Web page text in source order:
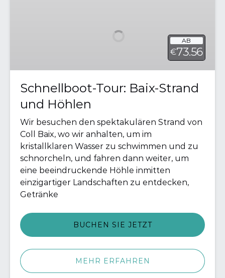
AB
€73.56
Schnellboot-Tour: Baix-Strand
und Höhlen
Wir besuchen den spektakulären Strand von
Coll Baix, wo wir anhalten, um im
kristallklaren Wasser zu schwimmen und zu
schnorcheln, und fahren dann weiter, um
eine beeindruckende Höhle inmitten
einzigartiger Landschaften zu entdecken,
Getränke
BUCHEN SIE JETZT
MEHR ERFAHREN